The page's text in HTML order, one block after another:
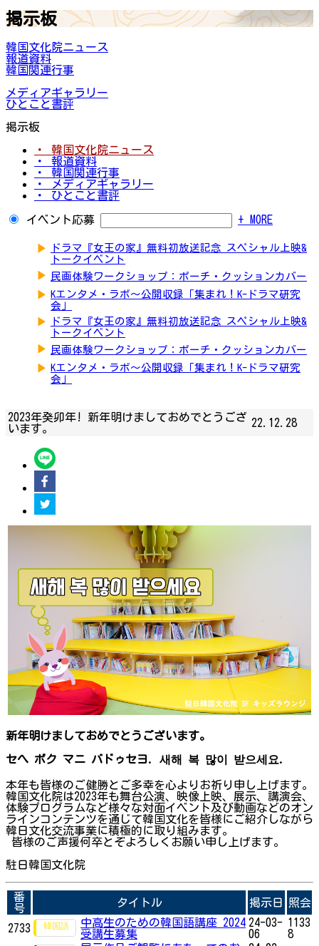
掲示板
韓国文化院ニュース
報道資料
韓国関連行事
メディアギャラリー
ひとこと書評
掲示板
・ 韓国文化院ニュース
・ 報道資料
・ 韓国関連行事
・ メディアギャラリー
・ ひとこと書評
イベント応募 + MORE
▶
ドラマ『女王の家』無料初放送記念 スペシャル上映&
トークイベント
▶ 民画体験ワークショップ：ポーチ・クッションカバー
▶ Kエンタメ・ラボ～公開収録「集まれ！K-ドラマ研究
会」
▶
ドラマ『女王の家』無料初放送記念 スペシャル上映&
トークイベント
▶ 民画体験ワークショップ：ポーチ・クッションカバー
▶ Kエンタメ・ラボ～公開収録「集まれ！K-ドラマ研究
会」
2023年癸卯年! 新年明けましておめでとうござ
います。
22.12.28
新年明けましておめでとうございます。
セへ ボク マニ バドゥセヨ. 새해 복 많이 받으세요.
本年も皆様のご健勝とご多幸を心よりお祈り申し上げます。
韓国文化院は2023年も舞台公演、映像上映、展示、講演会、
体験プログラムなど様々な対面イベント及び動画などのオン
ラインコンテンツを通じて韓国文化を皆様にご紹介しながら
韓日文化交流事業に積極的に取り組みます。
皆様のご声援何卒とぞよろしくお願い申し上げます。
駐日韓国文化院
番
号
タイトル 掲示日 照会
2733
中高生のための韓国語講座 2024
受講生募集
24-03-
06
1133
8